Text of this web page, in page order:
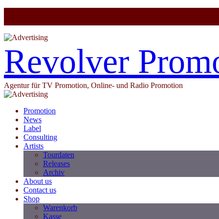
Revolver
Agentur für TV Promotion, Online- und Radio Promotion
Promotion
News
Label
Consulting
Artists
Tourdaten
Releases
Archiv
About us
Contact us
Shop
Warenkorb
Kasse